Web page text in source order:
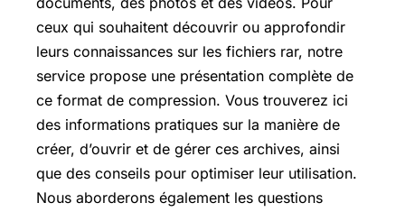
ceux qui souhaitent découvrir ou approfondir
leurs connaissances sur les fichiers rar, notre
service propose une présentation complète de
ce format de compression. Vous trouverez ici
des informations pratiques sur la manière de
créer, d’ouvrir et de gérer ces archives, ainsi
que des conseils pour optimiser leur utilisation.
Nous aborderons également les questions